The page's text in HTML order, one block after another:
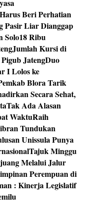
Beri Perhatian
Pasir Liar Dianggap
Solo18 Ribu
Jumlah Kursi di
JatengDuo
I Lolos ke
Blora Tarik
Secara Sehat,
Tak Ada Alasan
WaktuRaih
Tundukan
Unissula Punya
Tajuk Minggu
Melalui Jalur
Perempuan di
: Kinerja Legislatif